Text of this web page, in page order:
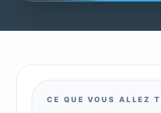
CE QUE VOUS ALLEZ